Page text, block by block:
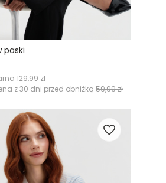
paski
129,99 zł
z 30 dni przed obniżką 59,99 zł